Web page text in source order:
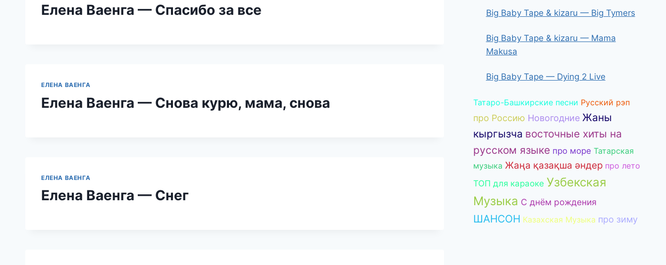
Елена Ваенга — Спасибо за все
ЕЛЕНА ВАЕНГА
Елена Ваенга — Снова курю, мама, снова
ЕЛЕНА ВАЕНГА
Елена Ваенга — Снег
Big Baby Tape & kizaru — Big Tymers
Big Baby Tape & kizaru — Mama
Makusa
Big Baby Tape — Dying 2 Live
Татаро-Башкирские песни Русский рэп
про Россию Новогодние Жаны
кыргызча восточные хиты на
русском языке про море Татарская
музыка Жаңа қазақша әндер про лето
ТОП для караоке Узбекская
Музыка С днём рождения
ШАНСОН Казахская Музыка про зиму